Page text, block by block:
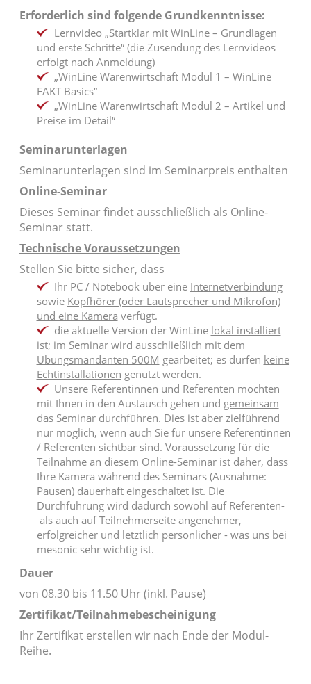
Erforderlich sind folgende Grundkenntnisse:
Lernvideo „Startklar mit WinLine – Grundlagen
und erste Schritte“ (die Zusendung des Lernvideos
erfolgt nach Anmeldung)
„WinLine Warenwirtschaft Modul 1 – WinLine
FAKT Basics“
„WinLine Warenwirtschaft Modul 2 – Artikel und
Preise im Detail“
Seminarunterlagen
Seminarunterlagen sind im Seminarpreis enthalten
Online-Seminar
Dieses Seminar findet ausschließlich als Online-
Seminar statt.
Technische Voraussetzungen
Stellen Sie bitte sicher, dass
Ihr PC / Notebook über eine Internetverbindung
sowie Kopfhörer (oder Lautsprecher und Mikrofon)
und eine Kamera verfügt.
die aktuelle Version der WinLine lokal installiert
ist; im Seminar wird ausschließlich mit dem
Übungsmandanten 500M gearbeitet; es dürfen keine
Echtinstallationen genutzt werden.
Unsere Referentinnen und Referenten möchten
mit Ihnen in den Austausch gehen und gemeinsam
das Seminar durchführen. Dies ist aber zielführend
nur möglich, wenn auch Sie für unsere Referentinnen
/ Referenten sichtbar sind. Voraussetzung für die
Teilnahme an diesem Online-Seminar ist daher, dass
Ihre Kamera während des Seminars (Ausnahme:
Pausen) dauerhaft eingeschaltet ist. Die
Durchführung wird dadurch sowohl auf Referenten-
als auch auf Teilnehmerseite angenehmer,
erfolgreicher und letztlich persönlicher - was uns bei
mesonic sehr wichtig ist.
Dauer
von 08.30 bis 11.50 Uhr (inkl. Pause)
Zertifikat/Teilnahmebescheinigung
Ihr Zertifikat erstellen wir nach Ende der Modul-
Reihe.